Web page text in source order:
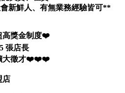
5 年以下
10-20 年
30-40 年